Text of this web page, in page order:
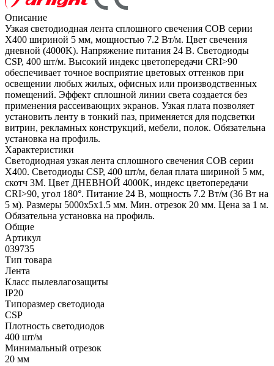
Описание
Узкая светодиодная лента сплошного свечения COB серии
X400 шириной 5 мм, мощностью 7.2 Вт/м. Цвет свечения
дневной (4000K). Напряжение питания 24 В. Светодиоды
CSP, 400 шт/м. Высокий индекс цветопередачи CRI>90
обеспечивает точное восприятие цветовых оттенков при
освещении любых жилых, офисных или производственных
помещений. Эффект сплошной линии света создается без
применения рассеивающих экранов. Узкая плата позволяет
установить ленту в тонкий паз, применяется для подсветки
витрин, рекламных конструкций, мебели, полок. Обязательна
установка на профиль.
Характеристики
Светодиодная узкая лента сплошного свечения COB серии
X400. Светодиоды CSP, 400 шт/м, белая плата шириной 5 мм,
скотч 3M. Цвет ДНЕВНОЙ 4000K, индекс цветопередачи
CRI>90, угол 180°. Питание 24 В, мощность 7.2 Вт/м (36 Вт на
5 м). Размеры 5000х5х1.5 мм. Мин. отрезок 20 мм. Цена за 1 м.
Обязательна установка на профиль.
Общие
Артикул
039735
Тип товара
Лента
Класс пылевлагозащиты
IP20
Типоразмер светодиода
CSP
Плотность светодиодов
400 шт/м
Минимальный отрезок
20 мм